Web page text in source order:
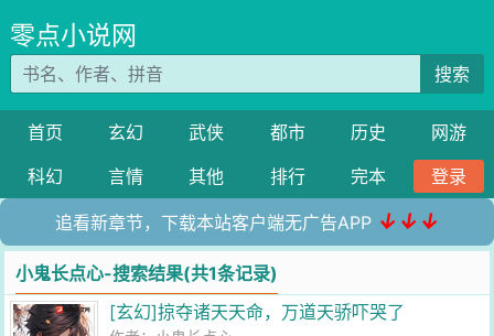
零点小说网
搜索
首页 玄幻 武侠 都市 历史
网游
科幻
言情 其他 排行 完本 登录
追看新章节，下载本站客户端无广告APP ↓↓↓
小鬼长点心-搜索结果(共1条记录)
[玄幻]掠夺诸天天命，万道天骄吓哭了